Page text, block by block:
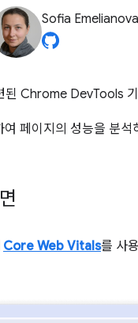
Sofia Emelianova
된 Chrome DevTools
페이지의 성능을 분석
Core Web Vitals를 사